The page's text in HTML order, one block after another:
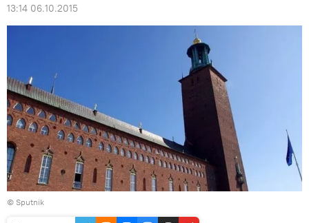
13:14 06.10.2015
© Sputnik